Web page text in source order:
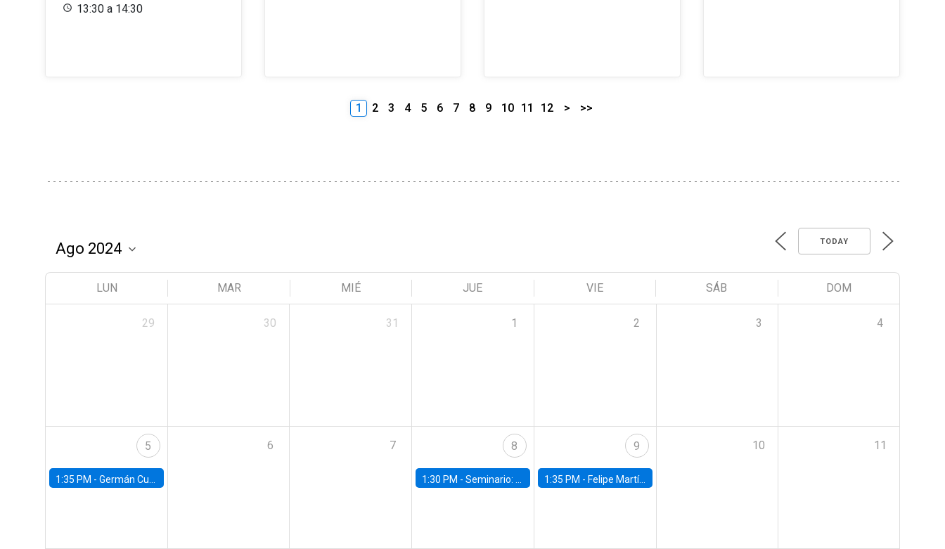
13:30 a 14:30
1 2 3 4 5 6 7 8 9 10 11 12 > >>
TODAY
LUN MAR MIÉ JUE VIE SÁB DOM
29 30 31 1 2 3 4
5
1:35 PM - Germán Cubas, University of Houston
6 7 8
1:30 PM -Seminario: “Recuperando la humanidad para progresar en la era de la IA»
9
1:35 PM - Felipe Martínez, alumno Doctorado en Economía UC
10 11